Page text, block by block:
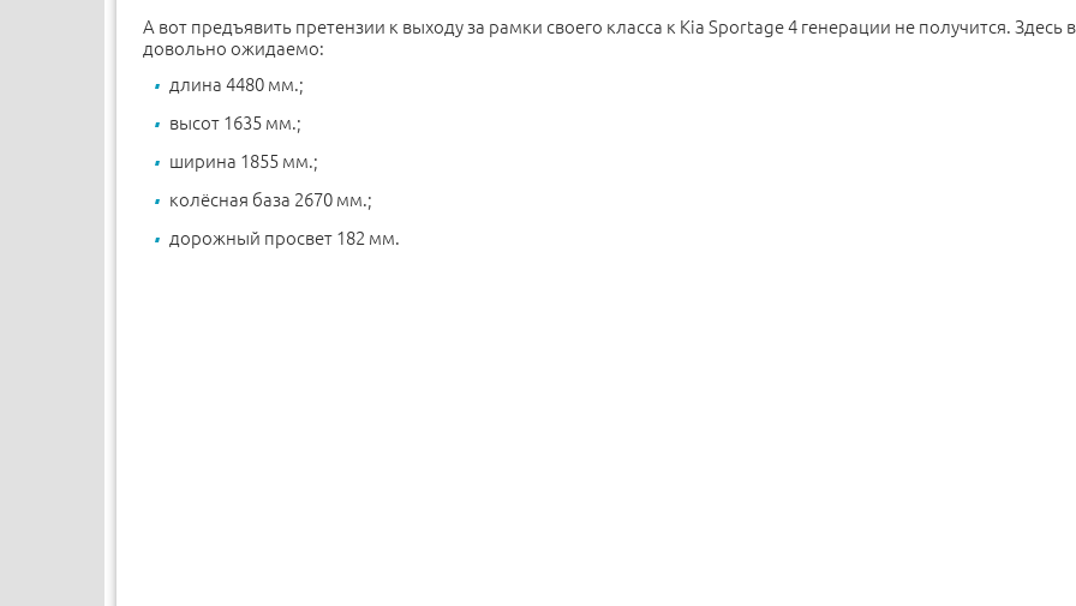
А вот предъявить претензии к выходу за рамки своего класса к Kia Sportage 4 генерации не получится. Здесь
довольно ожидаемо:
длина 4480 мм.;
высот 1635 мм.;
ширина 1855 мм.;
колёсная база 2670 мм.;
дорожный просвет 182 мм.